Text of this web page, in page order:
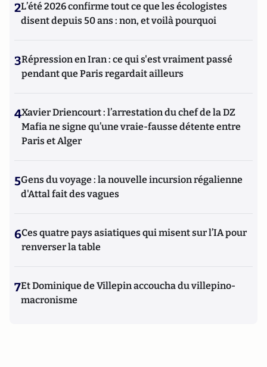
2L’été 2026 confirme tout ce que les écologistes
disent depuis 50 ans : non, et voilà pourquoi
3Répression en Iran : ce qui s'est vraiment passé
pendant que Paris regardait ailleurs
4Xavier Driencourt : l’arrestation du chef de la DZ
Mafia ne signe qu’une vraie-fausse détente entre
Paris et Alger
5Gens du voyage : la nouvelle incursion régalienne
d'Attal fait des vagues
6Ces quatre pays asiatiques qui misent sur l’IA pour
renverser la table
7Et Dominique de Villepin accoucha du villepino-
macronisme